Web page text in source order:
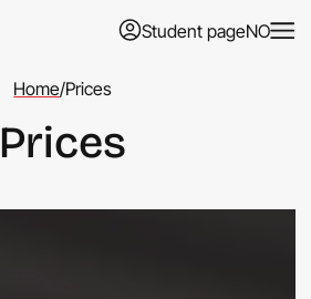
Student pageNO
Home/Prices
Prices